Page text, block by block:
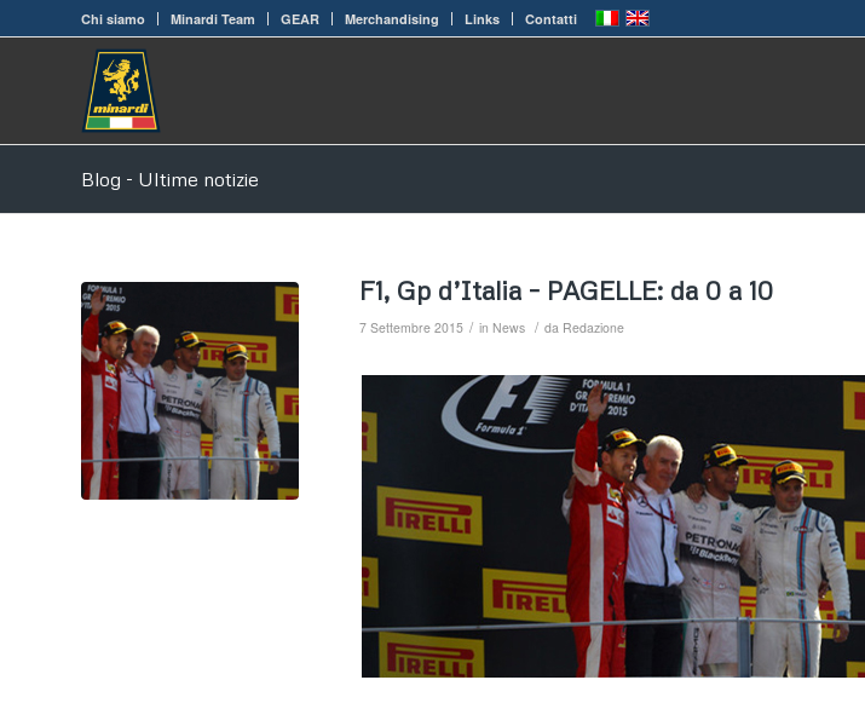
Chi siamo Minardi Team GEAR Merchandising Links Contatti
Blog - Ultime notizie
F1, Gp d’Italia – PAGELLE: da 0 a 10
7 Settembre 2015 / in News / da Redazione